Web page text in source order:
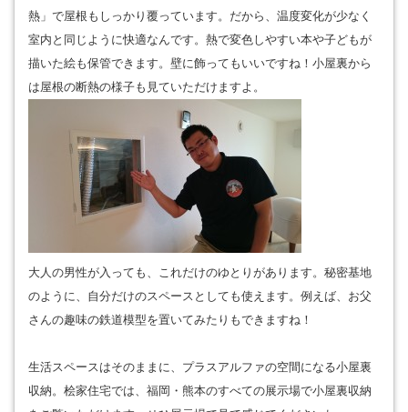
熱」で屋根もしっかり覆っています。だから、温度変化が少なく
室内と同じように快適なんです。熱で変色しやすい本や子どもが
描いた絵も保管できます。壁に飾ってもいいですね！小屋裏から
は屋根の断熱の様子も見ていただけますよ。
大人の男性が入っても、これだけのゆとりがあります。秘密基地
のように、自分だけのスペースとしても使えます。例えば、お父
さんの趣味の鉄道模型を置いてみたりもできますね！
生活スペースはそのままに、プラスアルファの空間になる小屋裏
収納。桧家住宅では、福岡・熊本のすべての展示場で小屋裏収納